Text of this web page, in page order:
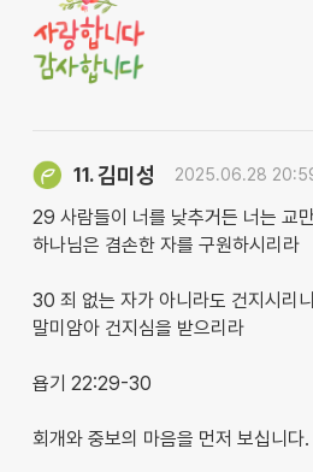
11.김미성 2025.06.28
29 사람들이 너를 낮추거든 너는 교
하나님은 겸손한 자를 구원하시리라
30 죄 없는 자가 아니라도 건지시리
말미암아 건지심을 받으리라
욥기 22:29-30
회개와 중보의 마음을 먼저 보십니다